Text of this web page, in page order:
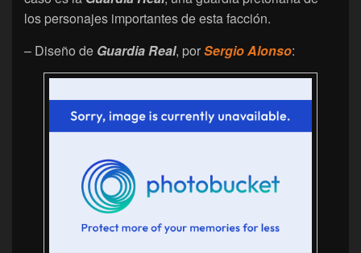
los personajes importantes de esta facción.
– Diseño de Guardia Real, porSergio Alonso: